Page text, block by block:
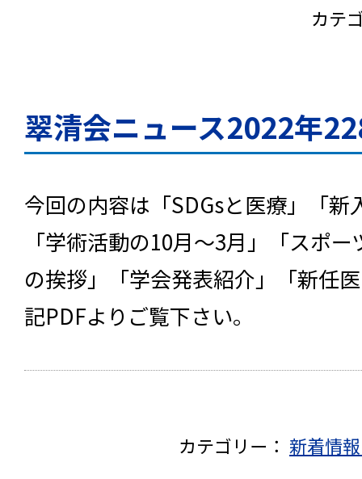
カテ
翠清会ニュース2022年
今回の内容は「SDGsと医療」「新
「学術活動の10月～3月」「スポ
の挨拶」「学会発表紹介」「新任
記PDFよりご覧下さい。
カテゴリー： 新着情